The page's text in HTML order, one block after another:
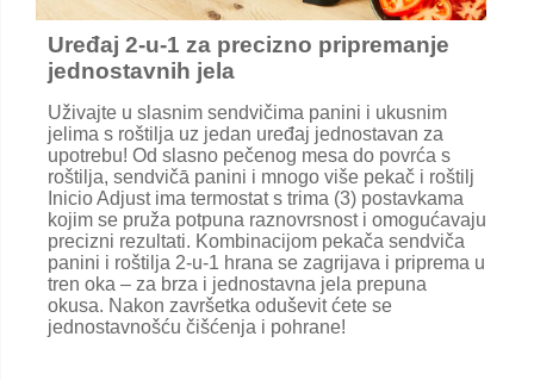
Uređaj 2-u-1 za precizno pripremanje
jednostavnih jela
Uživajte u slasnim sendvičima panini i ukusnim
jelima s roštilja uz jedan uređaj jednostavan za
upotrebu! Od slasno pečenog mesa do povrća s
roštilja, sendvičā panini i mnogo više pekač i roštilj
Inicio Adjust ima termostat s trima (3) postavkama
kojim se pruža potpuna raznovrsnost i omogućavaju
precizni rezultati. Kombinacijom pekača sendviča
panini i roštilja 2-u-1 hrana se zagrijava i priprema u
tren oka – za brza i jednostavna jela prepuna
okusa. Nakon završetka oduševit ćete se
jednostavnošću čišćenja i pohrane!